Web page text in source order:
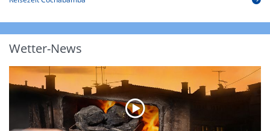
Wetter-News